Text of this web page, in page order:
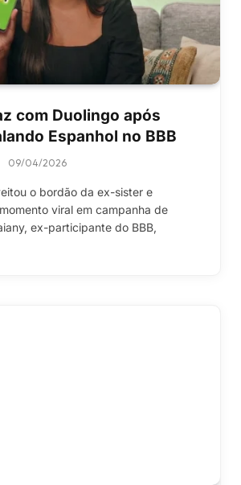
com Duolingo após
Espanhol no BBB
09/04/2026
o bordão da ex-sister e
viral em campanha de
ex-participante do BBB,